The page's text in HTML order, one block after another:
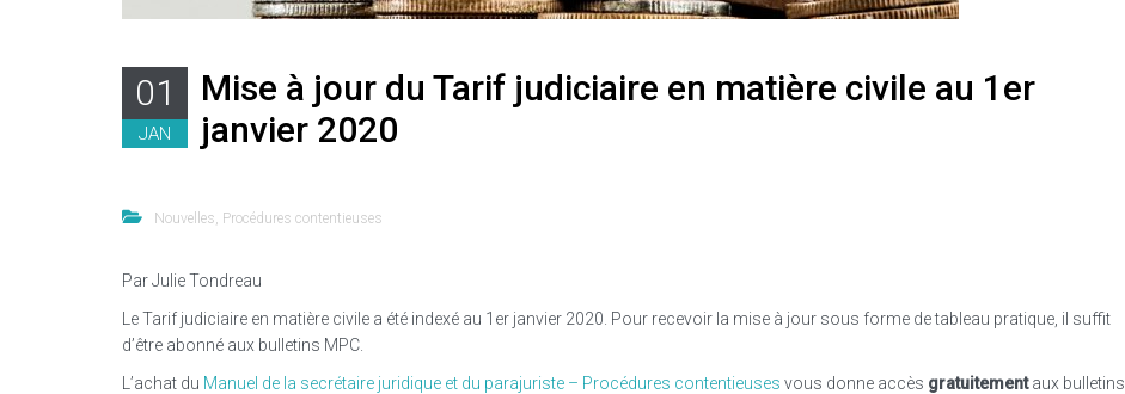
01
JAN
Mise à jour du Tarif judiciaire en matière civile au 1er
janvier 2020
Nouvelles, Procédures contentieuses
Par Julie Tondreau
Le Tarif judiciaire en matière civile a été indexé au 1er janvier 2020. Pour recevoir la mise à jour sous forme de tableau pratique, il suffit
d’être abonné aux bulletins MPC.
L’achat du Manuel de la secrétaire juridique et du parajuriste – Procédures contentieuses vous donne accès gratuitementaux bulletins